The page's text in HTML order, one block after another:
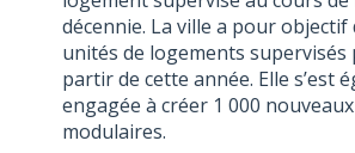
décennie. La ville a pour objectif
unités de logements supervisés
partir de cette année. Elle s’est
engagée à créer 1 000
modulaires.